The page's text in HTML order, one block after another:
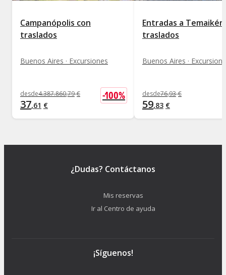
Campanópolis con
traslados
Buenos Aires · Excursiones
desde4.387.860,79 €
37,61 €
-100%
Entradas a
traslados
Buenos Aires ·
desde76,93 €
59,83 €
¿Dudas? Contáctanos
Mis reservas
Ir al Centro de ayuda
¡Síguenos!